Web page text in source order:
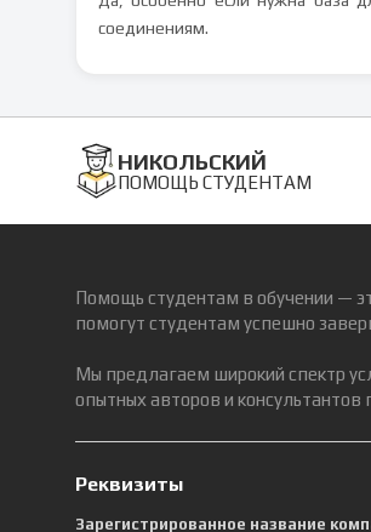
соединениям.
НИКОЛЬСКИЙ
ПОМОЩЬ СТУДЕНТАМ
Помощь студентам в обучении —
помогут студентам успешно
Мы предлагаем широкий спектр
опытных авторов и
Реквизиты
Зарегистрированное название